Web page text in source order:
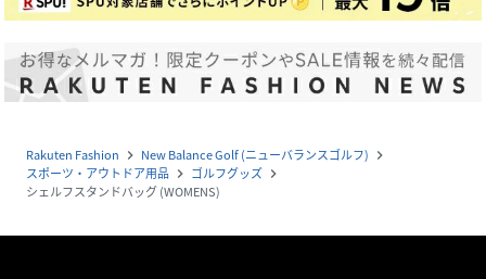
Rakuten Fashion navigate_next New Balance Golf (ニューバランスゴルフ) navigate_next
スポーツ・アウトドア用品 navigate_next ゴルフグッズ navigate_next
シェルフスタンドバッグ (WOMENS)